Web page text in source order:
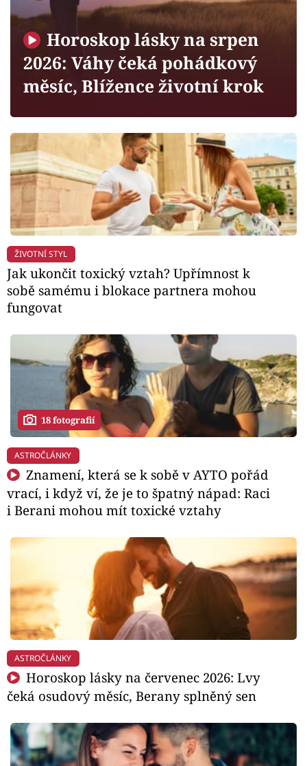
Sledujte prima+
Filmový festival Karlovy Vary
Mámy sobě
Přihlášení
Sledujte nás
Horoskop lásky na srpen
2026: Váhy čeká pohádkový
měsíc, Blížence životní krok
ŽIVOTNÍ STYL
Jak ukončit toxický vztah? Upřímnost k
sobě samému i blokace partnera mohou
fungovat
18 fotografií
ASTROČLÁNKY
Znamení, která se k sobě v AYTO pořád
vrací, i když ví, že je to špatný nápad: Raci
i Berani mohou mít toxické vztahy
ASTROČLÁNKY
Horoskop lásky na červenec 2026: Lvy
čeká osudový měsíc, Berany splněný sen